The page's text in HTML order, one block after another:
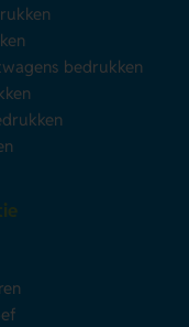
bedrukken